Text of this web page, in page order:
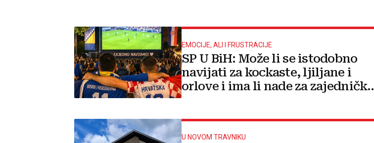
EMOCIJE, ALI I FRUSTRACIJE
SP U BiH: Može li se istodobno
navijati za kockaste, ljiljane i
orlove i ima li nade za zajedničku
U NOVOM TRAVNIKU